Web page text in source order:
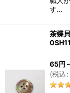
す…
茶蝶
65円
(税込: